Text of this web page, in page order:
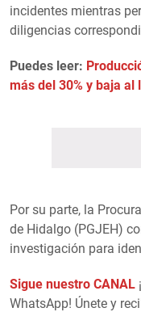
incidentes mientras
diligencias
Puedes leer:
más del 30% y baja al
Por su parte, la
de Hidalgo (PGJEH)
investigación para
Sigue nuestro CANAL
WhatsApp! Únete y